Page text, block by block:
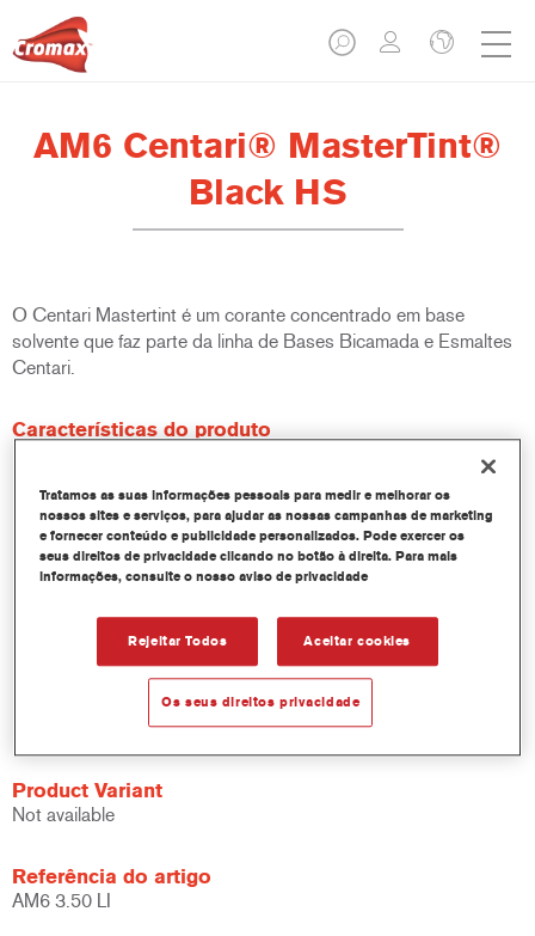
AM6 Centari® MasterTint®
Black HS
O Centari Mastertint é um corante concentrado em base
solvente que faz parte da linha de Bases Bicamada e Esmaltes
Centari.
Características do produto
Sistema de pintura em base solvente distinto, versátil e de
Um equipamento de mistura único disponibiliza todas as
qualidades de tinta em base solvente - médio e alto teor de
sólidos, acabamentos e bases.
Rápido controlo de inventário.
Fácil administração.
Economiza espaço de armazenamento.
Baseado na comprovada tecnologia de corantes
Excelente correspondência de cor.
Product Variant
Not available
Referência do artigo
AM6 3.50 LI
Tratamos as suas informações pessoais para medir e melhorar os
nossos sites e serviços, para ajudar as nossas campanhas de marketing
e fornecer conteúdo e publicidade personalizados. Pode exercer os
seus direitos de privacidade clicando no botão à direita. Para mais
informações, consulte o nosso aviso de privacidade
Rejeitar Todos Aceitar cookies
Os seus direitos privacidade